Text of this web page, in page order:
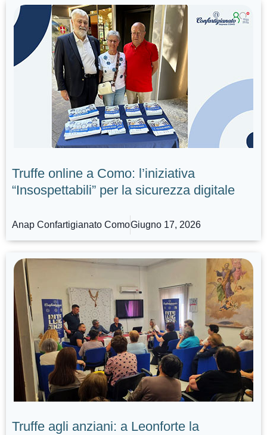
Truffe online a Como: l’iniziativa
“Insospettabili” per la sicurezza digitale
Anap Confartigianato ComoGiugno 17, 2026
Truffe agli anziani: a Leonforte la